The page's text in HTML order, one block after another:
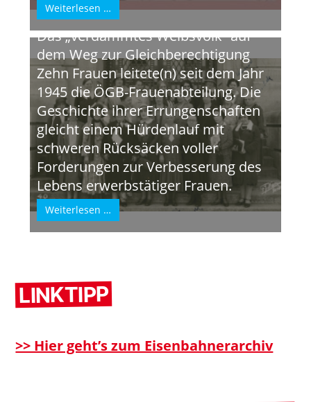
Weiterlesen …
75 Jahre ÖGB Frauen
Das „verdammtes Weibsvolk“ auf
dem Weg zur Gleichberechtigung
Zehn Frauen leitete(n) seit dem Jahr
1945 die ÖGB-Frauenabteilung. Die
Geschichte ihrer Errungenschaften
gleicht einem Hürdenlauf mit
schweren Rücksäcken voller
Forderungen zur Verbesserung des
Lebens erwerbstätiger Frauen.
Weiterlesen …
LINKTIPP
>> Hier geht’s zum Eisenbahnerarchiv